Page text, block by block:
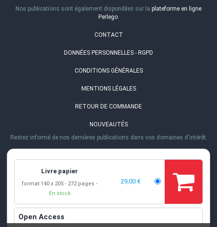
Livre papier
format 140 x 205
272 pages
En stock
29,00 €
Open Access
Nos publications sont également disponibles sur la plateforme en ligne
Perlego.
CONTACT
DONNÉES PERSONNELLES - RGPD
CONDITIONS GÉNÉRALES
MENTIONS LÉGALES
RETOUR DE COMMANDE
NOUVEAUTÉS
Restez informé de nos dernières publications dans vos domaines d'intérêt.
Station 20
EMAIL